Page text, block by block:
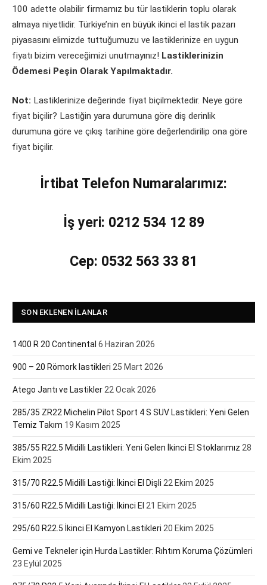
100 adette olabilir firmamız bu tür lastiklerin toplu olarak
almaya niyetlidir. Türkiye’nin en büyük ikinci el lastik pazarı
piyasasını elimizde tuttuğumuzu ve lastiklerinize en uygun
fiyatı bizim vereceğimizi unutmayınız! Lastiklerinizin
Ödemesi Peşin Olarak Yapılmaktadır.
Not: Lastiklerinize değerinde fiyat biçilmektedir. Neye göre
fiyat biçilir? Lastiğin yara durumuna göre diş derinlik
durumuna göre ve çıkış tarihine göre değerlendirilip ona göre
fiyat biçilir.
İrtibat Telefon Numaralarımız:
İş yeri: 0212 534 12 89
Cep: 0532 563 33 81
SON EKLENEN İLANLAR
1400 R 20 Continental 6 Haziran 2026
900 – 20 Römork lastikleri 25 Mart 2026
Atego Jantı ve Lastikler 22 Ocak 2026
285/35 ZR22 Michelin Pilot Sport 4 S SUV Lastikleri: Yeni Gelen
Temiz Takım 19 Kasım 2025
385/55 R22.5 Midilli Lastikleri: Yeni Gelen İkinci El Stoklarımız 28
Ekim 2025
315/70 R22.5 Midilli Lastiği: İkinci El Dişli 22 Ekim 2025
315/60 R22.5 Midilli Lastiği: İkinci El 21 Ekim 2025
295/60 R22.5 İkinci El Kamyon Lastikleri 20 Ekim 2025
Gemi ve Tekneler için Hurda Lastikler: Rıhtım Koruma Çözümleri
23 Eylül 2025